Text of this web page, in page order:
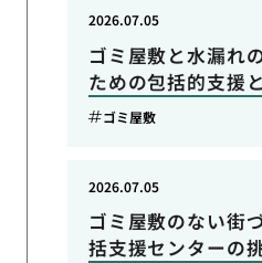
ゴミ屋敷と水漏れ
ための包括的支援
2026.07.05
ゴミ屋敷
ゴミ屋敷のない街
括支援センターの
2026.07.05